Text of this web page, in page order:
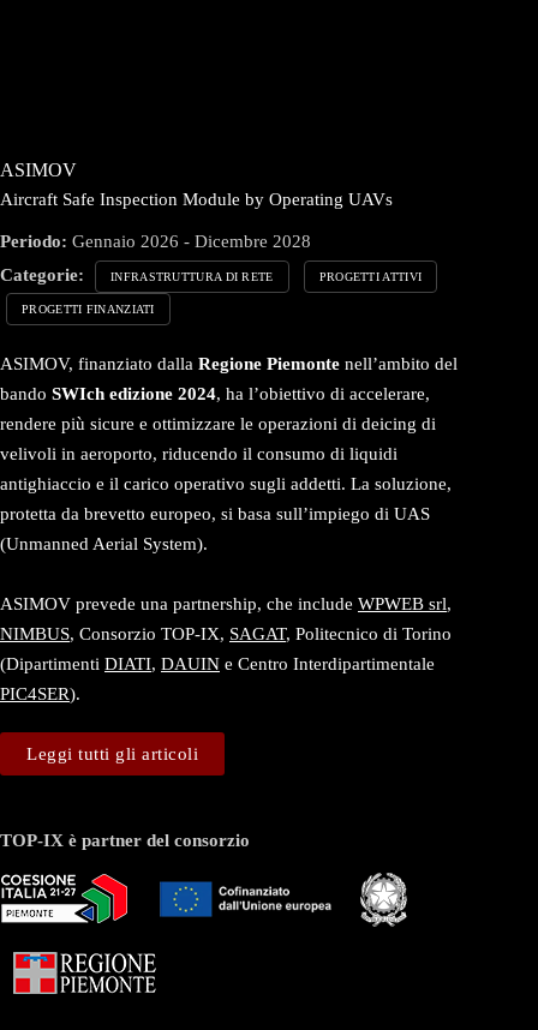
ASIMOV
Aircraft Safe Inspection Module by Operating UAVs
Periodo: Gennaio 2026 - Dicembre 2028
Categorie:
INFRASTRUTTURA DI RETE PROGETTI ATTIVI
PROGETTI FINANZIATI
ASIMOV, finanziato dalla Regione Piemonte nell’ambito del
bando SWIch edizione 2024, ha l’obiettivo di accelerare,
rendere più sicure e ottimizzare le operazioni di deicing di
velivoli in aeroporto, riducendo il consumo di liquidi
antighiaccio e il carico operativo sugli addetti. La soluzione,
protetta da brevetto europeo, si basa sull’impiego di UAS
(Unmanned Aerial System).
ASIMOV prevede una partnership, che include WPWEB srl,
NIMBUS, Consorzio TOP-IX, SAGAT, Politecnico di Torino
(Dipartimenti DIATI, DAUIN e Centro Interdipartimentale
PIC4SER).
Leggi tutti gli articoli
TOP-IX è partner del consorzio